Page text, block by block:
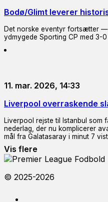
Bodø/Glimt leverer
Det norske eventyr fortsætter
ydmygede Sporting CP med 3-
11. mar. 2026, 14:33
Liverpool overraskende
Liverpool rejste til Istanbul som
nederlag, der nu komplicerer
mål fra Galatasaray i minut 7
Vis flere
© 2025-2026